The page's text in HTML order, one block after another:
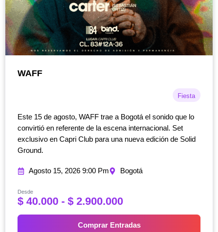
WAFF
Fiesta
Este 15 de agosto, WAFF trae a Bogotá el sonido que lo
convirtió en referente de la escena internacional. Set
exclusivo en Capri Club para una nueva edición de Solid
Ground.
Agosto 15, 2026 9:00 Pm Bogotá
Desde
$40.000 - $2.900.000R
n
Comprar Entradas